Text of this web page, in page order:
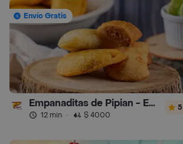
Envío Gratis
Empanaditas de Pipian - Empanadas
12 min · $ 4000
5